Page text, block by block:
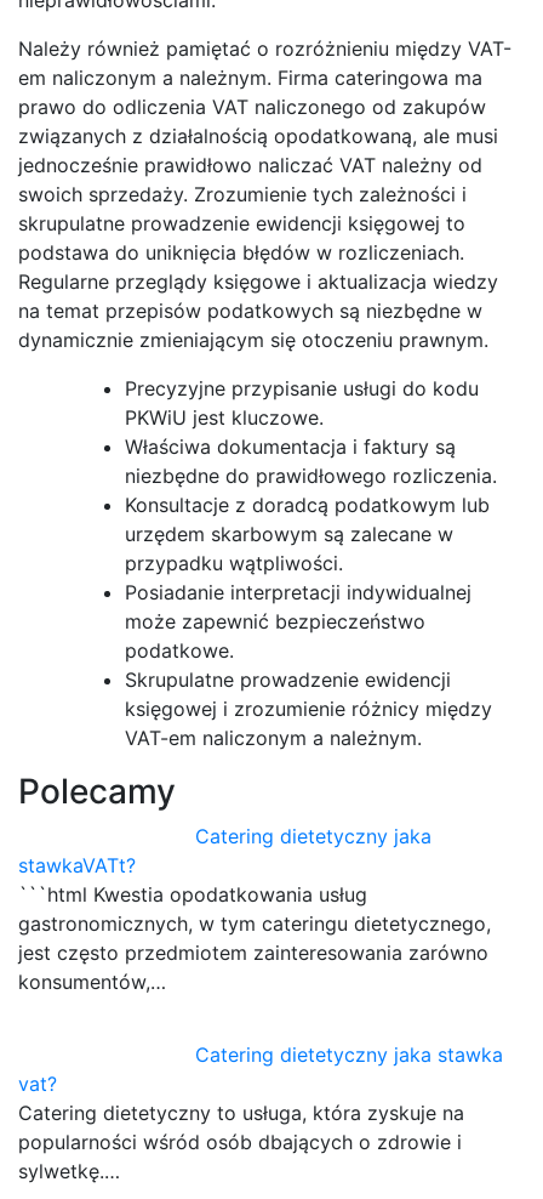
Należy również pamiętać o rozróżnieniu między VAT-
em naliczonym a należnym. Firma cateringowa ma
prawo do odliczenia VAT naliczonego od zakupów
związanych z działalnością opodatkowaną, ale musi
jednocześnie prawidłowo naliczać VAT należny od
swoich sprzedaży. Zrozumienie tych zależności i
skrupulatne prowadzenie ewidencji księgowej to
podstawa do uniknięcia błędów w rozliczeniach.
Regularne przeglądy księgowe i aktualizacja wiedzy
na temat przepisów podatkowych są niezbędne w
dynamicznie zmieniającym się otoczeniu prawnym.
Precyzyjne przypisanie usługi do kodu
PKWiU jest kluczowe.
Właściwa dokumentacja i faktury są
niezbędne do prawidłowego rozliczenia.
Konsultacje z doradcą podatkowym lub
urzędem skarbowym są zalecane w
przypadku wątpliwości.
Posiadanie interpretacji indywidualnej
może zapewnić bezpieczeństwo
podatkowe.
Skrupulatne prowadzenie ewidencji
księgowej i zrozumienie różnicy między
VAT-em naliczonym a należnym.
Polecamy
Catering dietetyczny jaka
stawkaVATt?
```html Kwestia opodatkowania usług
gastronomicznych, w tym cateringu dietetycznego,
jest często przedmiotem zainteresowania zarówno
konsumentów,…
Catering dietetyczny jaka stawka
vat?
Catering dietetyczny to usługa, która zyskuje na
popularności wśród osób dbających o zdrowie i
sylwetkę.…